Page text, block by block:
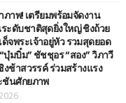
ภาพ! เตรียมพร้อมจัดงาน
ะดับชาติสุดยิ่งใหญ่ ชิงถ้วย
จพระเจ้าอยู่หัว รวมสุดยอด
มบิ๋ม” ชัชชุอร “สอง” วิภาวี
ช้าสวรรค์ ร่วมสร้างแรง
ชันศักยภาพ